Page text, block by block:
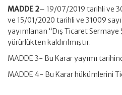
MADDE 2– 19/07/2019 tarihli ve
ve 15/01/2020 tarihli ve 31009
yayımlanan “Dış Ticaret
yürürlükten kaldırılmıştır.
MADDE 3- Bu Karar yayımı
MADDE 4- Bu Karar hükümlerini